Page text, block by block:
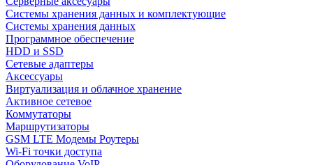
Системы хранения данных и комплектующие
Системы хранения данных
Программное обеспечение
HDD и SSD
Сетевые адаптеры
Аксессуары
Виртуализация и облачное хранение
Активное сетевое
Коммутаторы
Маршрутизаторы
GSM LTE Модемы Роутеры
Wi-Fi точки доступа